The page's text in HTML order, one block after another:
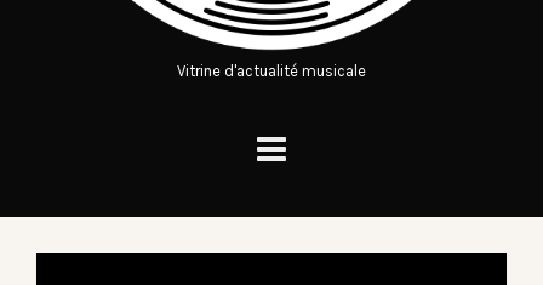
Vitrine d'actualité musicale